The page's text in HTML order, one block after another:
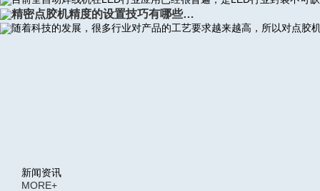
精密点胶机精度的设置技巧有哪些…
随着科技的发展，很多行业对产品的工艺要求越来越高，所以对点胶
新闻资讯
MORE+